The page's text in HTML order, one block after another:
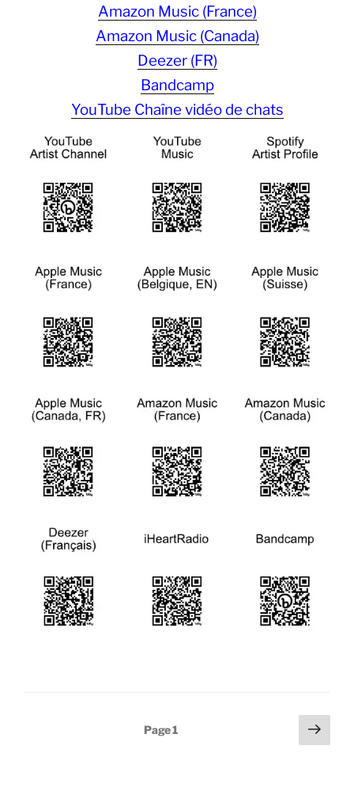
Amazon Music (France)
Amazon Music (Canada)
Deezer (FR)
Bandcamp
YouTube Chaîne vidéo de chats
Page1
Next
page